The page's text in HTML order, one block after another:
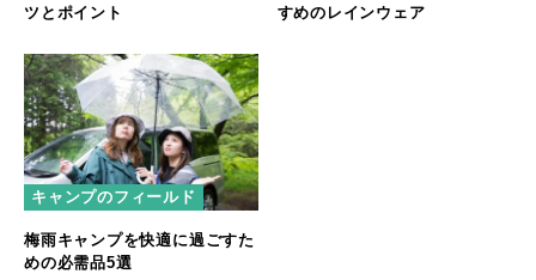
ツとポイント
すめのレインウェア
キャンプのフィールド
梅雨キャンプを快適に過ごすた
めの必需品5選